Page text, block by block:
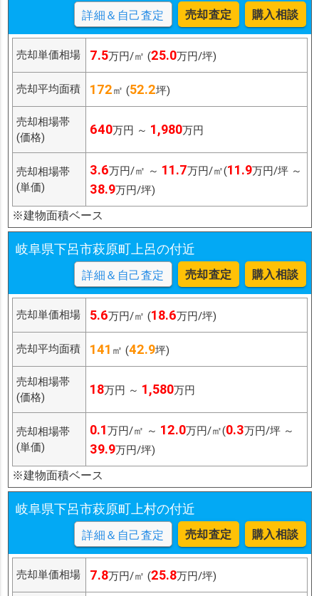
詳細＆自己査定 売却査定 購入相談
売却単価相場 7.5万円/㎡ (25.0万円/坪)
売却平均面積 172㎡ (52.2坪)
売却相場帯
(価格)
640万円 ～ 1,980万円
売却相場帯
(単価)
3.6万円/㎡ ～ 11.7万円/㎡(11.9万円/坪 ～
38.9万円/坪)
※建物面積ベース
岐阜県下呂市萩原町上呂の付近
詳細＆自己査定 売却査定 購入相談
売却単価相場 5.6万円/㎡ (18.6万円/坪)
売却平均面積 141 ㎡ (42.9坪)
売却相場帯
(価格)
18万円 ～ 1,580万円
売却相場帯
(単価)
0.1万円/㎡ ～ 12.0万円/㎡(0.3万円/坪 ～
39.9万円/坪)
※建物面積ベース
岐阜県下呂市萩原町上村の付近
詳細＆自己査定 売却査定 購入相談
売却単価相場 7.8万円/㎡ (25.8万円/坪)